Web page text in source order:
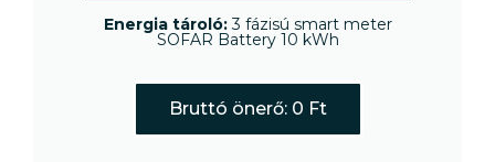
Energia tároló:3 fázisú smart meter
SOFAR Battery 10 kWh
Bruttó önerő: 0 Ft